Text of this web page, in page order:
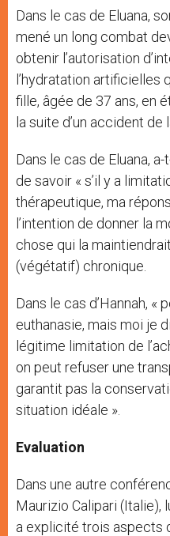
Dans le cas de Eluana,
mené un long combat
obtenir l’autorisation
l’hydratation artificielles
fille, âgée de 37 ans, en
la suite d’un accident de
Dans le cas de Eluana,
de savoir « s’il y a
thérapeutique, ma
l’intention de donner la
chose qui la
(végétatif) chronique.
Dans le cas d’Hannah, «
euthanasie, mais moi je
légitime limitation de
on peut refuser une
garantit pas la
situation idéale ».
Evaluation
Dans une autre
Maurizio Calipari (Italie),
a explicité trois aspects